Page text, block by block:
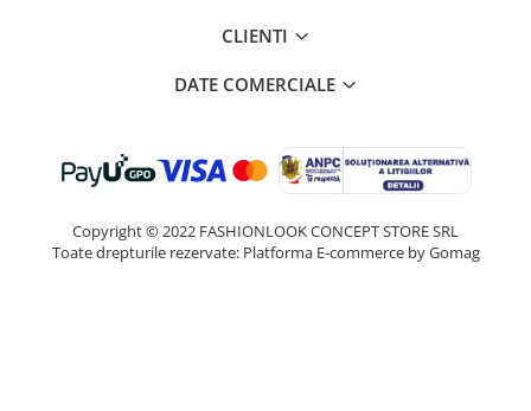
CLIENTI
DATE COMERCIALE
Copyright © 2022 FASHIONLOOK CONCEPT STORE SRL
Toate drepturile rezervate: Platforma E-commerce by Gomag